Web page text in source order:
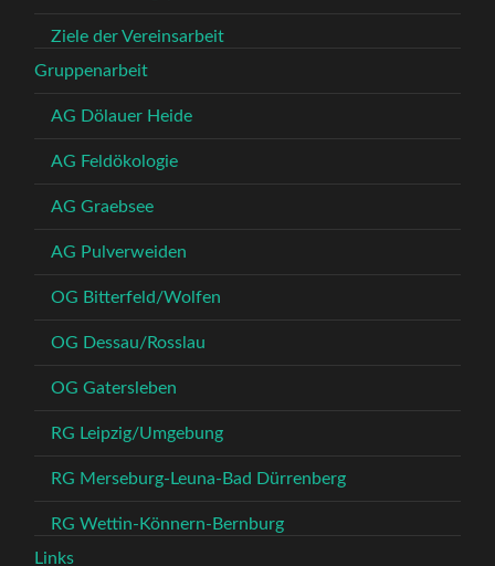
Ziele der Vereinsarbeit
Gruppenarbeit
AG Dölauer Heide
AG Feldökologie
AG Graebsee
AG Pulverweiden
OG Bitterfeld/Wolfen
OG Dessau/Rosslau
OG Gatersleben
RG Leipzig/Umgebung
RG Merseburg-Leuna-Bad Dürrenberg
RG Wettin-Könnern-Bernburg
Links